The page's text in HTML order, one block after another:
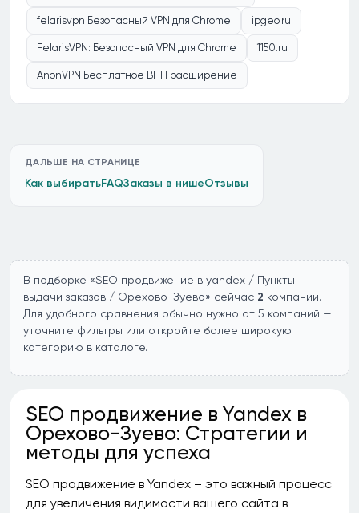
felarisvpn Безопасный VPN для Chrome ipgeo.ru
FelarisVPN: Безопасный VPN для Chrome 1150.ru
AnonVPN Бесплатное ВПН расширение
ДАЛЬШЕ НА СТРАНИЦЕ
Как выбиратьFAQЗаказы в нишеОтзывы
В подборке «SEO продвижение в yandex / Пункты
выдачи заказов / Орехово-Зуево» сейчас 2 компании.
Для удобного сравнения обычно нужно от 5 компаний —
уточните фильтры или откройте более широкую
категорию в каталоге.
SEO продвижение в Yandex в
Орехово-Зуево: Стратегии и
методы для успеха
SEO продвижение в Yandex – это важный процесс
для увеличения видимости вашего сайта в